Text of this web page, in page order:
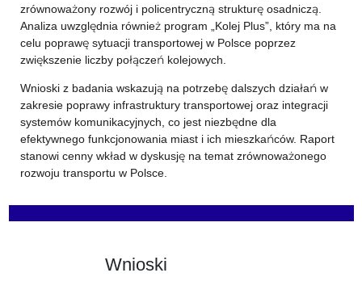
zrównoważony rozwój i policentryczną strukturę osadniczą.
Analiza uwzględnia również program „Kolej Plus”, który ma na
celu poprawę sytuacji transportowej w Polsce poprzez
zwiększenie liczby połączeń kolejowych.
Wnioski z badania wskazują na potrzebę dalszych działań w
zakresie poprawy infrastruktury transportowej oraz integracji
systemów komunikacyjnych, co jest niezbędne dla
efektywnego funkcjonowania miast i ich mieszkańców. Raport
stanowi cenny wkład w dyskusję na temat zrównoważonego
rozwoju transportu w Polsce.
Wnioski